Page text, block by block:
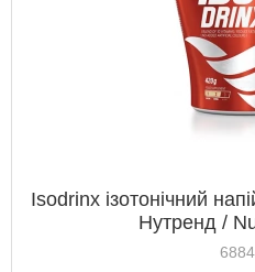
Isodrinx ізотонічний
Нутренд /